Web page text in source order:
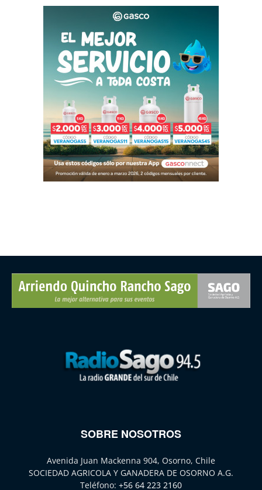
SOBRE NOSOTROS
Avenida Juan Mackenna 904, Osorno, Chile
SOCIEDAD AGRICOLA Y GANADERA DE OSORNO A.G.
Teléfono: +56 64 223 2160